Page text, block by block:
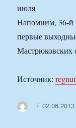
июля
Напомним, 36-й
первые
Мастрюковских
Источник:
Автор02.06.2013